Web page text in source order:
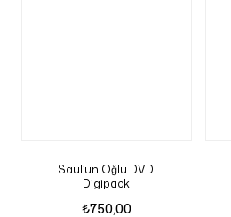
Saul’un Oğlu DVD
Digipack
₺750,00